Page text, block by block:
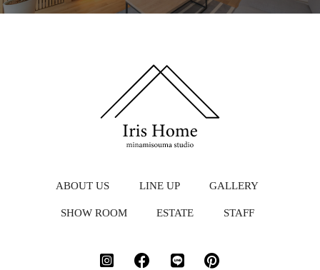
ABOUT US LINE UP GALLERY
SHOW ROOM ESTATE STAFF